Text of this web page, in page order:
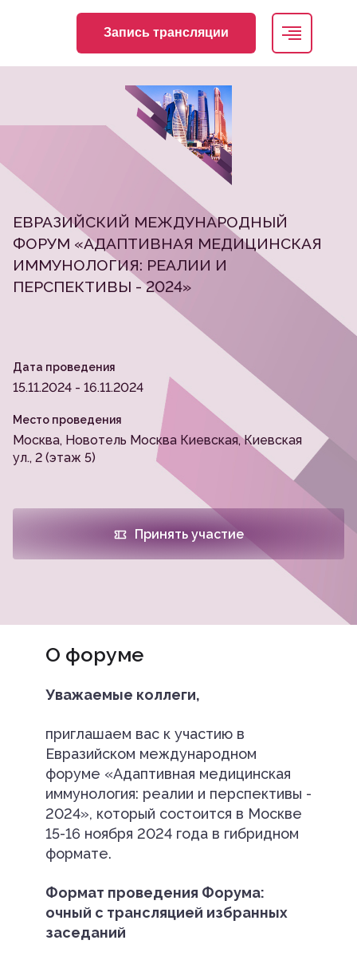
Запись трансляции
ЕВРАЗИЙСКИЙ МЕЖДУНАРОДНЫЙ
ФОРУМ «АДАПТИВНАЯ МЕДИЦИНСКАЯ
ИММУНОЛОГИЯ: РЕАЛИИ И
ПЕРСПЕКТИВЫ - 2024»
Дата проведения
15.11.2024 - 16.11.2024
Место проведения
Москва, Новотель Москва Киевская, Киевская
ул., 2 (этаж 5)
Принять участие
О форуме
Уважаемые коллеги,
приглашаем вас к участию в
Евразийском международном
форуме «Адаптивная медицинская
иммунология: реалии и перспективы -
2024», который состоится в Москве
15-16 ноября 2024 года в гибридном
формате.
Формат проведения Форума:
очный с трансляцией избранных
заседаний